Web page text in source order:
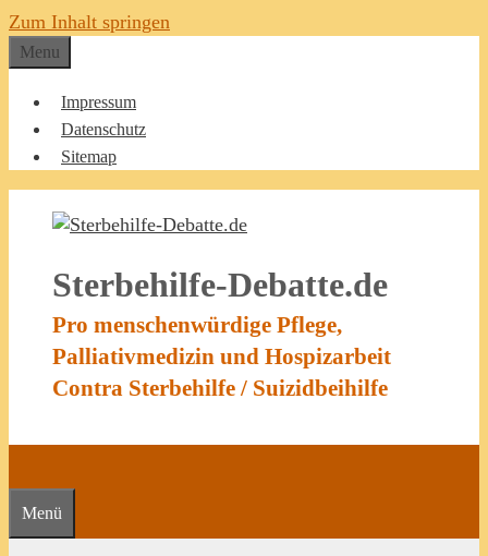
Zum Inhalt springen
Menu
Impressum
Datenschutz
Sitemap
Sterbehilfe-Debatte.de
Pro menschenwürdige Pflege,
Palliativmedizin und Hospizarbeit
Contra Sterbehilfe / Suizidbeihilfe
Menü